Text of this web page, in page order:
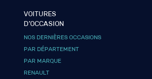
VOITURES
D’OCCASION
NOS DERNIÈRES OCCASIONS
PAR DÉPARTEMENT
PAR MARQUE
RENAULT